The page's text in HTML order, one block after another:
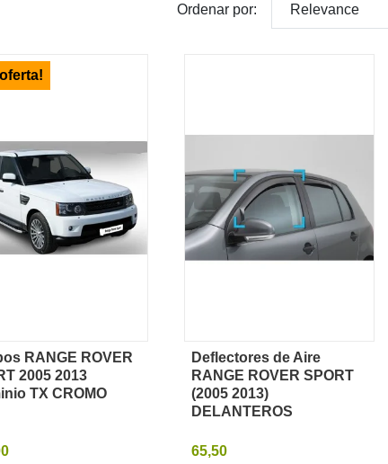
Ordenar por: Relevance
Vista rápida
RANGE ROVER
2005 2013
TX CROMO
Vista rápida
Deflectores de Aire
RANGE ROVER SPORT
(2005 2013)
DELANTEROS
65,50